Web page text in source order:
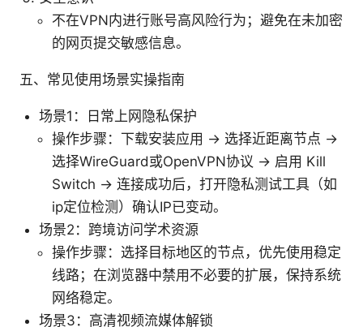
不在VPN内进行账号高风险行为；避免在未加密
的网页提交敏感信息。
五、常见使用场景实操指南
场景1：日常上网隐私保护
操作步骤：下载安装应用 -> 选择近距离节点 ->
选择WireGuard或OpenVPN协议 -> 启用 Kill
Switch -> 连接成功后，打开隐私测试工具（如
ip定位检测）确认IP已变动。
场景2：跨境访问学术资源
操作步骤：选择目标地区的节点，优先使用稳定
线路；在浏览器中禁用不必要的扩展，保持系统
网络稳定。
场景3：高清视频流媒体解锁